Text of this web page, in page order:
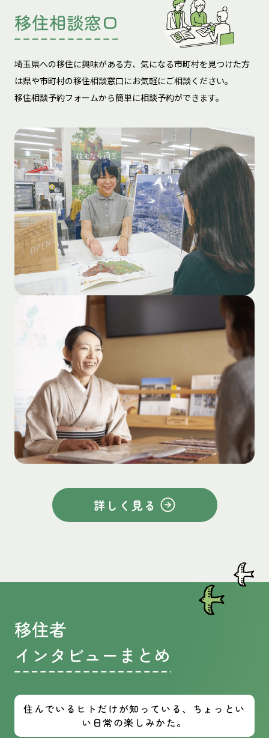
移住相談窓口
埼玉県への移住に興味がある方、気になる市町村を見つけた方
は県や市町村の移住相談窓口にお気軽にご相談ください。
移住相談予約フォームから簡単に相談予約ができます。
詳しく見る
移住者
インタビューまとめ
住んでいるヒトだけが知っている、ちょっとい
い日常の楽しみかた。